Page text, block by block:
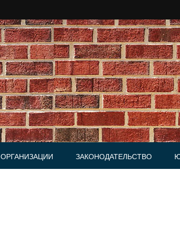
ОРГАНИЗАЦИИ ЗАКОНОДАТЕЛЬСТВО